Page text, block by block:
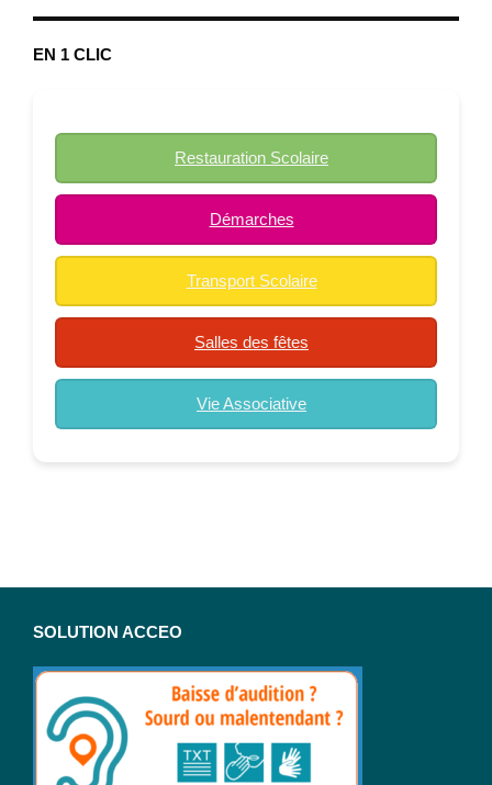
EN 1 CLIC
Restauration Scolaire
Démarches
Transport Scolaire
Salles des fêtes
Vie Associative
SOLUTION ACCEO